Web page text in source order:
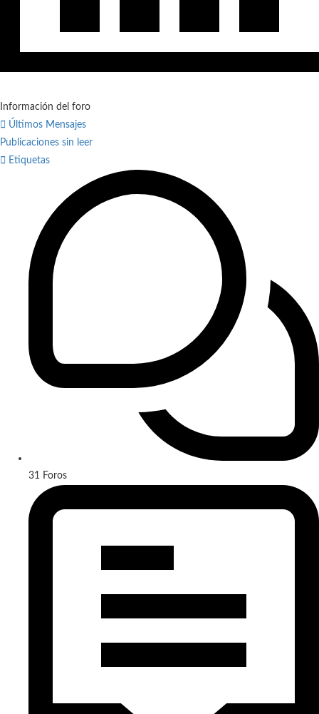
Información del foro
Últimos Mensajes
Publicaciones sin leer
Etiquetas
31 Foros